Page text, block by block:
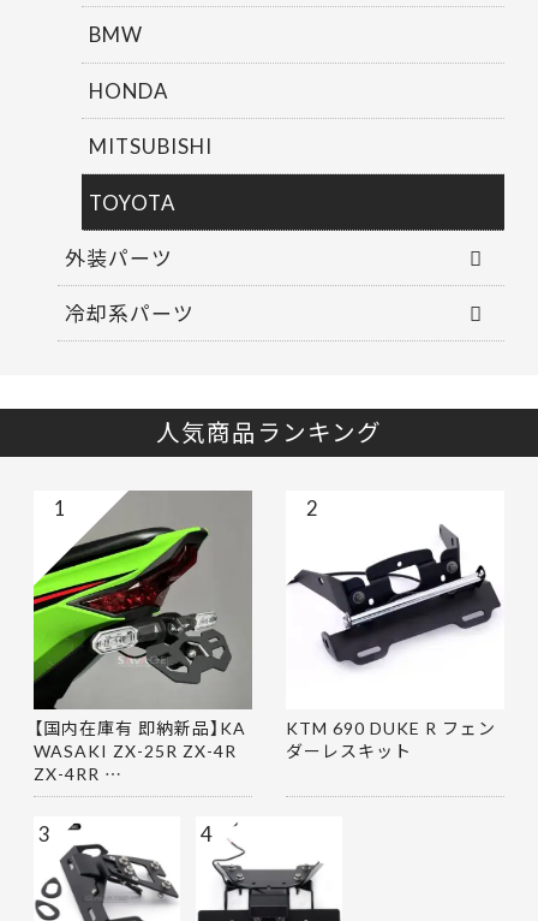
BMW
HONDA
MITSUBISHI
TOYOTA
外装パーツ
冷却系パーツ
人気商品ランキング
【国内在庫有 即納新品】KA
WASAKI ZX-25R ZX-4R
ZX-4RR …
1
KTM 690 DUKE R フェン
ダーレスキット
2
3 4